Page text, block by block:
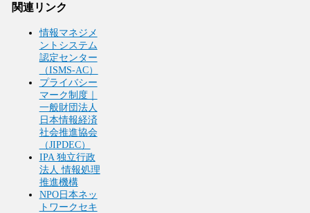
関連リンク
情報マネジメ
ントシステム
認定センター
（ISMS-AC）
プライバシー
マーク制度｜
一般財団法人
日本情報経済
社会推進協会
（JIPDEC）
IPA 独立行政
法人 情報処理
推進機構
NPO日本ネッ
トワークセキ